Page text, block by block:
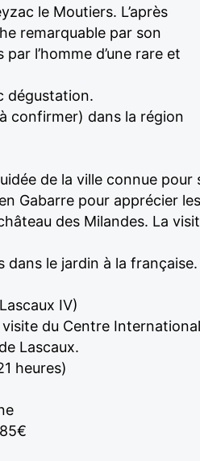
le Moutiers. L’après
remarquable par son
l’homme d’une rare et
dégustation.
confirmer) dans la région
de la ville connue
Gabarre pour apprécier
des Milandes. La
dans le jardin à la
IV)
du Centre
Lascaux.
heures)